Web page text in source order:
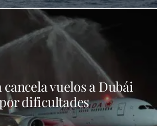
vuelos a Dubái
dificultades